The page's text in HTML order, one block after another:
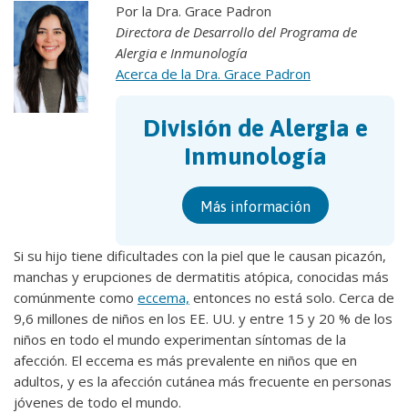
Por la Dra. Grace Padron
Directora de Desarrollo del Programa de
Alergia e Inmunología
Acerca de la Dra. Grace Padron
División de Alergia e
Inmunología
Más información
Si su hijo tiene dificultades con la piel que le causan picazón,
manchas y erupciones de dermatitis atópica, conocidas más
comúnmente como eccema, entonces no está solo. Cerca de
9,6 millones de niños en los EE. UU. y entre 15 y 20 % de los
niños en todo el mundo experimentan síntomas de la
afección. El eccema es más prevalente en niños que en
adultos, y es la afección cutánea más frecuente en personas
jóvenes de todo el mundo.